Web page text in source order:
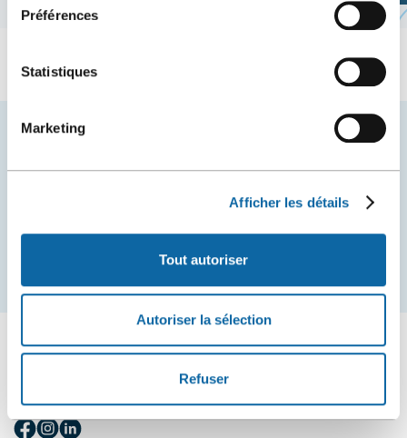
Préférences
Statistiques
Marketing
Afficher les détails
Tout autoriser
Autoriser la sélection
Refuser
Restez à l'affût des nouvelles et événements du
S'inscrire
SUIVEZ-NOUS
Suivez-Suivez-
Suivez-